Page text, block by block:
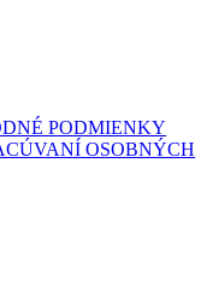
PODMIENKY
OSOBNÝCH